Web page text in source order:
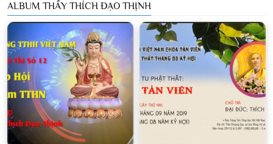
ALBUM THẦY THÍCH ĐẠO THỊNH